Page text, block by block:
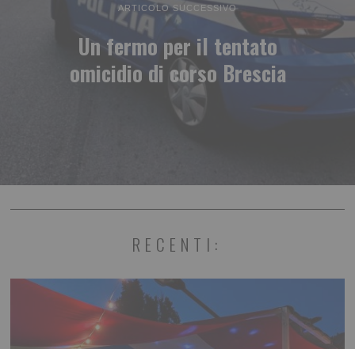
ARTICOLO SUCCESSIVO
Un fermo per il tentato
omicidio di corso Brescia
RECENTI: